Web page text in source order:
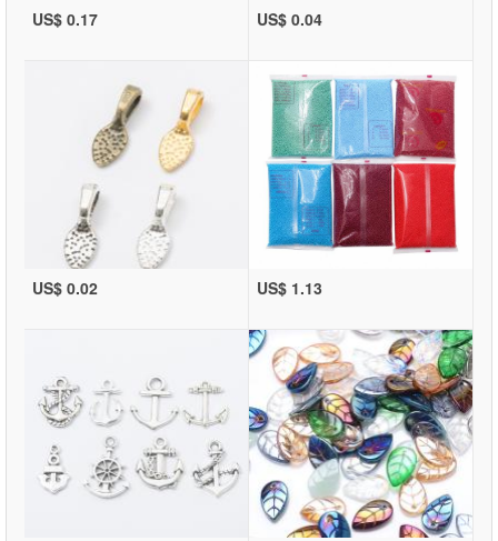
US$ 0.17 US$ 0.04
US$ 0.02 US$ 1.13